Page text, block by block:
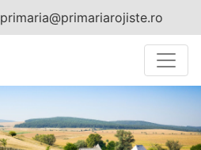
primaria@primariarojiste.ro